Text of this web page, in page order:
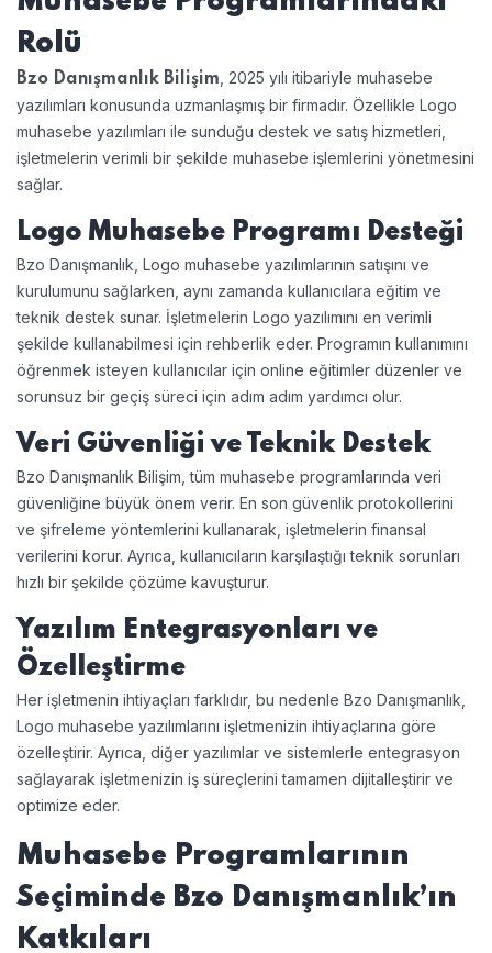
Rolü
Bzo Danışmanlık Bilişim , 2025 yılı itibariyle muhasebe
yazılımları konusunda uzmanlaşmış bir firmadır. Özellikle Logo
muhasebe yazılımları ile sunduğu destek ve satış hizmetleri,
işletmelerin verimli bir şekilde muhasebe işlemlerini yönetmesini
sağlar.
Logo Muhasebe Programı Desteği
Bzo Danışmanlık, Logo muhasebe yazılımlarının satışını ve
kurulumunu sağlarken, aynı zamanda kullanıcılara eğitim ve
teknik destek sunar. İşletmelerin Logo yazılımını en verimli
şekilde kullanabilmesi için rehberlik eder. Programın kullanımını
öğrenmek isteyen kullanıcılar için online eğitimler düzenler ve
sorunsuz bir geçiş süreci için adım adım yardımcı olur.
Veri Güvenliği ve Teknik Destek
Bzo Danışmanlık Bilişim, tüm muhasebe programlarında veri
güvenliğine büyük önem verir. En son güvenlik protokollerini
ve şifreleme yöntemlerini kullanarak, işletmelerin finansal
verilerini korur. Ayrıca, kullanıcıların karşılaştığı teknik sorunları
hızlı bir şekilde çözüme kavuşturur.
Yazılım Entegrasyonları ve
Özelleştirme
Her işletmenin ihtiyaçları farklıdır, bu nedenle Bzo Danışmanlık,
Logo muhasebe yazılımlarını işletmenizin ihtiyaçlarına göre
özelleştirir. Ayrıca, diğer yazılımlar ve sistemlerle entegrasyon
sağlayarak işletmenizin iş süreçlerini tamamen dijitalleştirir ve
optimize eder.
Muhasebe Programlarının
Seçiminde Bzo Danışmanlık’ın
Katkıları